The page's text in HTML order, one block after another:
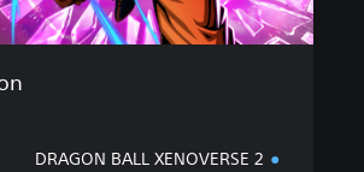
DRAGON BALL XENOVERSE 2